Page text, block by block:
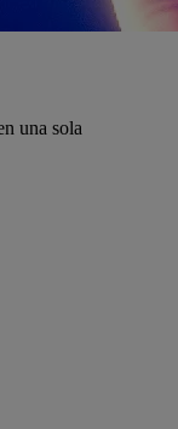
una sola